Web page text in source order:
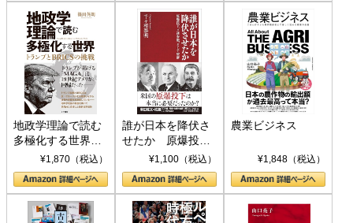
地政学理論で読む
多極化する世界：
トランプとBRICS
の挑戦
¥1,870（税込）
誰が日本を降伏さ
せたか 原爆投
下、ソ連参戦、そ
して聖断 (PHP新
書)
¥1,100（税込）
農業ビジネス
¥1,848（税込）